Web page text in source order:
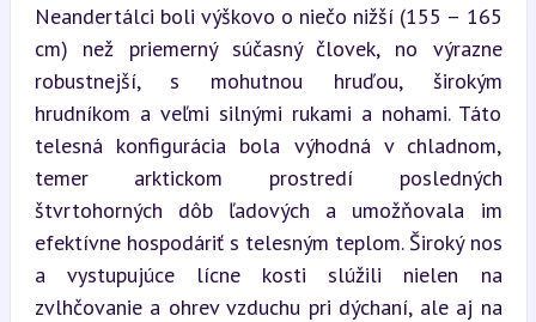
Neandertálci boli výškovo o niečo nižší (155 – 165
cm) než priemerný súčasný človek, no výrazne
robustnejší, s mohutnou hruďou, širokým
hrudníkom a veľmi silnými rukami a nohami. Táto
telesná konfigurácia bola výhodná v chladnom,
temer arktickom prostredí posledných
štvrtohorných dôb ľadových a umožňovala im
efektívne hospodáriť s telesným teplom. Široký nos
a vystupujúce lícne kosti slúžili nielen na
zvlhčovanie a ohrev vzduchu pri dýchaní, ale aj na